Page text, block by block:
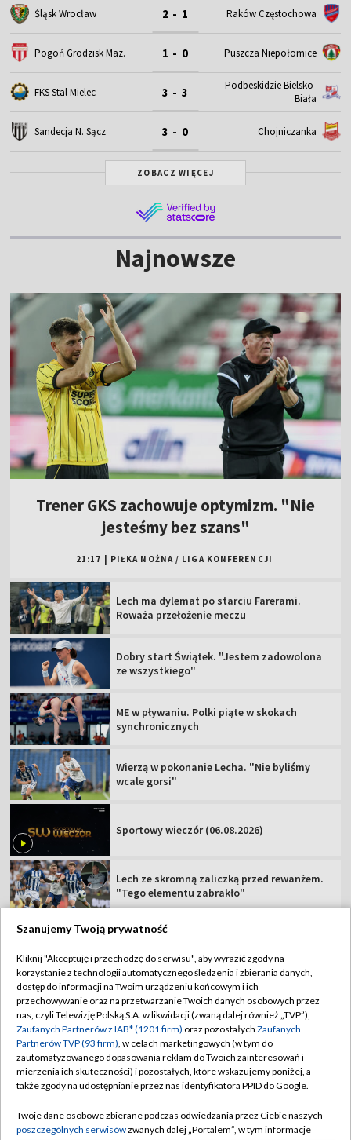
Śląsk Wrocław 2 - 1 Raków Częstochowa
Pogoń Grodzisk Maz. 1 - 0 Puszcza Niepołomice
FKS Stal Mielec 3 - 3
Podbeskidzie Bielsko-
Biała
Sandecja N. Sącz 3 - 0 Chojniczanka
ZOBACZ WIĘCEJ
Najnowsze
Trener GKS zachowuje optymizm. "Nie
jesteśmy bez szans"
21:17 PIŁKA NOŻNA / LIGA KONFERENCJI
Lech ma dylemat po starciu Farerami.
Roważa przełożenie meczu
Dobry start Świątek. "Jestem zadowolona
ze wszystkiego"
ME w pływaniu. Polki piąte w skokach
synchronicznych
Wierzą w pokonanie Lecha. "Nie byliśmy
wcale gorsi"
Sportowy wieczór (06.08.2026)
Lech ze skromną zaliczką przed rewanżem.
"Tego elementu zabrakło"
TVP
Abonament TVP
Sklep TVP
Biuro Reklamy
Oferta Handlowa
Emisja w TVP
Regulamin TVP
Polityka prywatności
Moje zgody
Biuro reklamy
Szanujemy Twoją prywatność
Kliknij "Akceptuję i przechodzę do serwisu", aby wyrazić zgody na
korzystanie z technologii automatycznego śledzenia i zbierania danych,
dostęp do informacji na Twoim urządzeniu końcowym i ich
przechowywanie oraz na przetwarzanie Twoich danych osobowych przez
nas, czyli Telewizję Polską S.A. w likwidacji (zwaną dalej również „TVP”),
Zaufanych Partnerów z IAB* (1201 firm) oraz pozostałych Zaufanych
Partnerów TVP (93 firm), w celach marketingowych (w tym do
zautomatyzowanego dopasowania reklam do Twoich zainteresowań i
mierzenia ich skuteczności) i pozostałych, które wskazujemy poniżej, a
także zgody na udostępnianie przez nas identyfikatora PPID do Google.
Twoje dane osobowe zbierane podczas odwiedzania przez Ciebie naszych
poszczególnych serwisówzwanych dalej „Portalem”, w tym informacje